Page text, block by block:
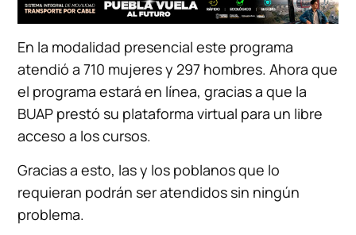
En la modalidad presencial este programa
atendió a 710 mujeres y 297 hombres. Ahora que
el programa estará en línea, gracias a que la
BUAP prestó su plataforma virtual para un libre
acceso a los cursos.
Gracias a esto, las y los poblanos que lo
requieran podrán ser atendidos sin ningún
problema.